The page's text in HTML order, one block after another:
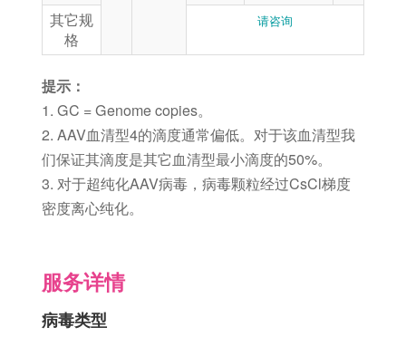
其它规
格
请咨询
提示：
1. GC = Genome copies。
2. AAV血清型4的滴度通常偏低。对于该血清型我
们保证其滴度是其它血清型最小滴度的50%。
3. 对于超纯化AAV病毒，病毒颗粒经过CsCl梯度
密度离心纯化。
服务详情
病毒类型